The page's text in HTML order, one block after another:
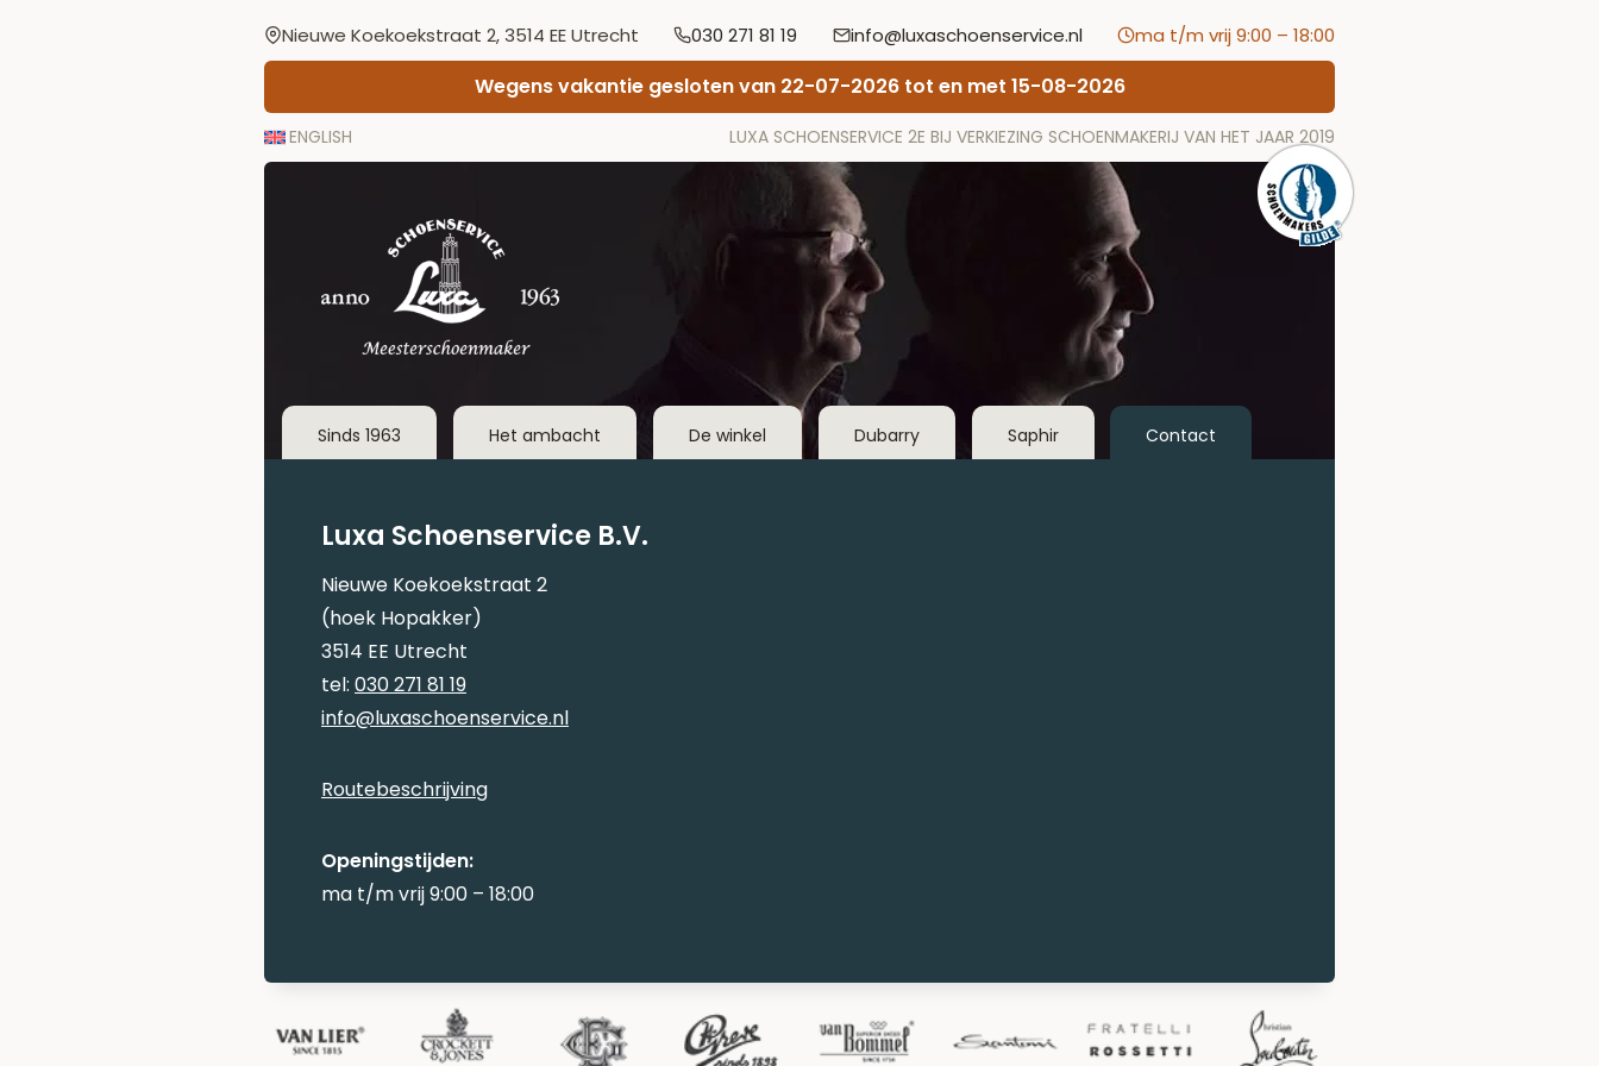
Nieuwe Koekoekstraat 2, 3514 EE Utrecht 030 271 81 19 info@luxaschoenservice.nl ma t/m vrij 9:00 – 18:00
Wegens vakantie gesloten van 22-07-2026 tot en met 15-08-2026
ENGLISH LUXA SCHOENSERVICE 2E BIJ VERKIEZING SCHOENMAKERIJ VAN HET JAAR 2019
Sinds 1963 Het ambacht De winkel Dubarry Saphir Contact
Luxa Schoenservice B.V.
Nieuwe Koekoekstraat 2
(hoek Hopakker)
3514 EE Utrecht
tel: 030 271 81 19
info@luxaschoenservice.nl
Routebeschrijving
Openingstijden:
ma t/m vrij 9:00 – 18:00